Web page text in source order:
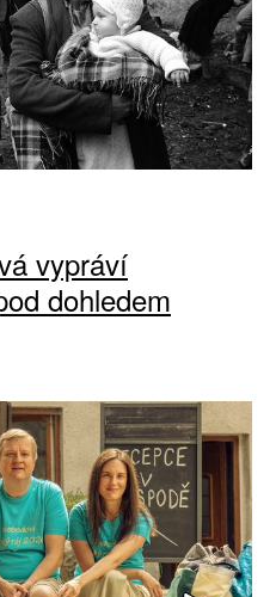
vypráví
dohledem